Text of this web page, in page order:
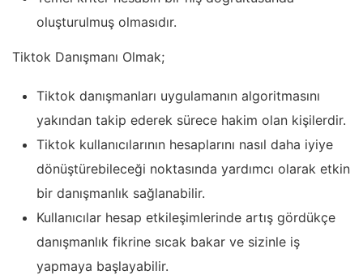
oluşturulmuş olmasıdır.
Tiktok Danışmanı Olmak;
Tiktok danışmanları uygulamanın algoritmasını
yakından takip ederek sürece hakim olan kişilerdir.
Tiktok kullanıcılarının hesaplarını nasıl daha iyiye
dönüştürebileceği noktasında yardımcı olarak etkin
bir danışmanlık sağlanabilir.
Kullanıcılar hesap etkileşimlerinde artış gördükçe
danışmanlık fikrine sıcak bakar ve sizinle iş
yapmaya başlayabilir.